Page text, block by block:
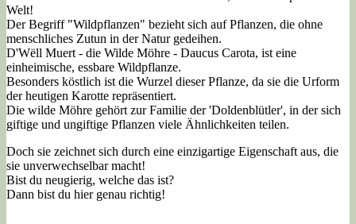
Welt!
Der Begriff "Wildpflanzen" bezieht sich auf Pflanzen, die ohne
menschliches Zutun in der Natur gedeihen.
D'Wëll Muert - die Wilde Möhre - Daucus Carota, ist eine
einheimische, essbare Wildpflanze.
Besonders köstlich ist die Wurzel dieser Pflanze, da sie die Urform
der heutigen Karotte repräsentiert.
Die wilde Möhre gehört zur Familie der 'Doldenblütler', in der sich
giftige und ungiftige Pflanzen viele Ähnlichkeiten teilen.
Doch sie zeichnet sich durch eine einzigartige Eigenschaft aus, die
sie unverwechselbar macht!
Bist du neugierig, welche das ist?
Dann bist du hier genau richtig!